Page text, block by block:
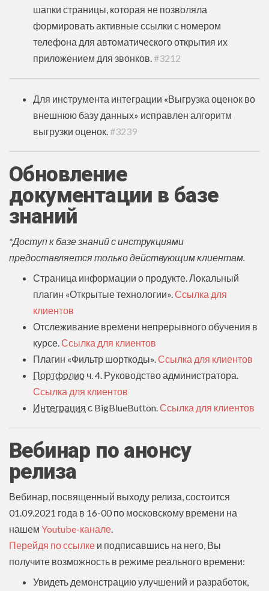
шапки страницы, которая не позволяла
формировать активные ссылки с номером
телефона для автоматического открытия их
приложением для звонков. #3212
Для инструмента интеграции «Выгрузка оценок во
внешнюю базу данных» исправлен алгоритм
выгрузки оценок. #3239
Обновление
документации в базе
знаний
*Доступ к базе знаний с инструкциями
предоставляется только действующим клиентам.
Страница информации о продукте. Локальный
плагин «Открытые технологии». Ссылка для
клиентов
Отслеживание времени непрерывного обучения в
курсе. Ссылка для клиентов
Плагин «Фильтр шорткоды». Ссылка для клиентов
Портфолио ч. 4. Руководство администратора.
Ссылка для клиентов
Интеграция с BigBlueButton. Ссылка для клиентов
Вебинар по анонсу
релиза
Вебинар, посвященный выходу релиза, состоится
01.09.2021 года в 16-00 по московскому времени на
нашем Youtube-канале
Перейдя по ссылке и подписавшись на него, Вы
получите возможность в режиме реального времени:
Увидеть демонстрацию улучшений и разработок,